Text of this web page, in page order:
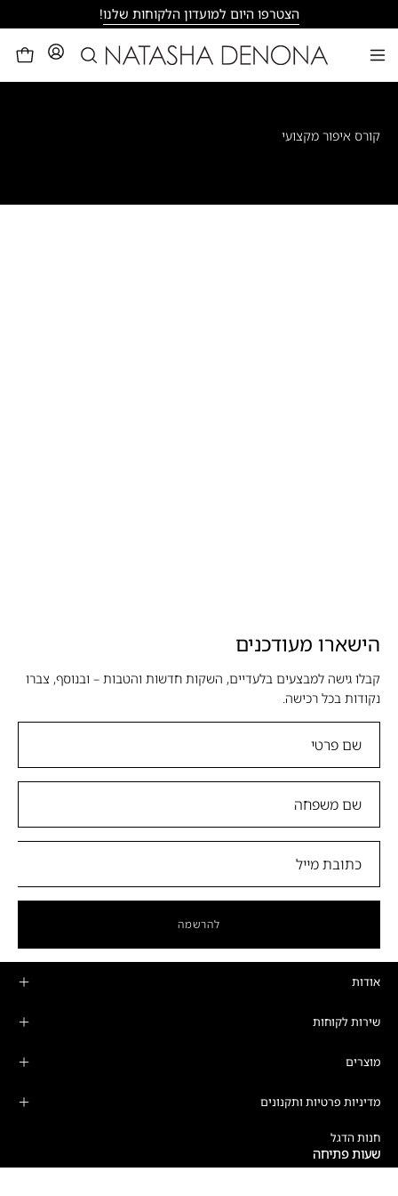
הצטרפו היום למועדון הלקוחות שלנו!
פתיחת
פתיחת
חיפוש
קורס איפור מקצועי
הישארו מעודכנים
קבלו גישה למבצעים בלעדיים, השקות חדשות והטבות – ובנוסף, צברו
נקודות בכל רכישה.
להרשמה
אודות
שירות לקוחות
מוצרים
מדיניות פרטיות ותקנונים
חנות הדגל
שעות פתיחה
ימים א'-ה':